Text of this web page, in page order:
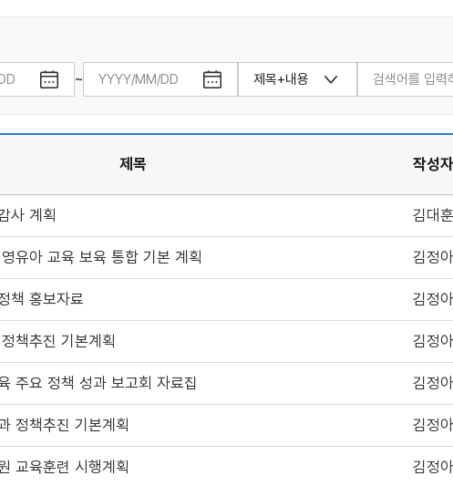
달력 열기
~ 달력 열기
검색어
자, 등록일, 조회, 첨부파일 정보를 제공합니다.
제목 작성자
사 계획 김대훈
유아 교육 보육 통합 기본 계획 김정아
책 홍보자료 김정아
책추진 기본계획 김정아
주요 정책 성과 보고회 자료집 김정아
정책추진 기본계획 김정아
교육훈련 시행계획 김정아